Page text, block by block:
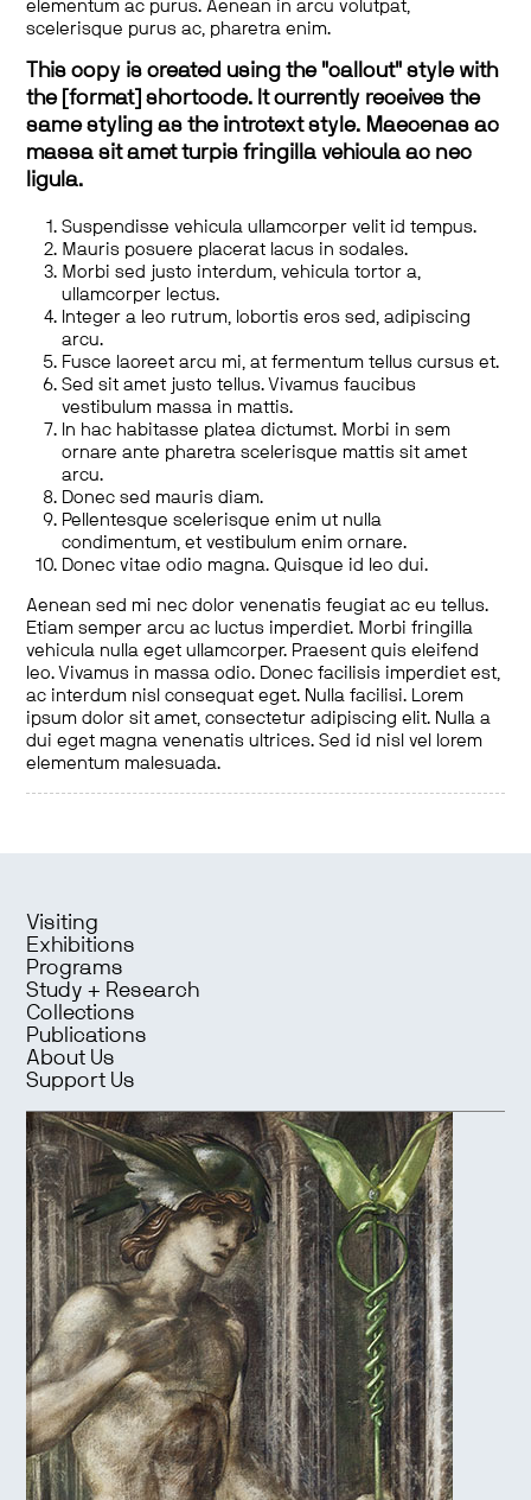
elementum ac purus. Aenean in arcu volutpat,
scelerisque purus ac, pharetra enim.
This copy is created using the "callout" style with
the [format] shortcode. It currently receives the
same styling as the introtext style. Maecenas ac
massa sit amet turpis fringilla vehicula ac nec
ligula.
Suspendisse vehicula ullamcorper velit id tempus.
Mauris posuere placerat lacus in sodales.
Morbi sed justo interdum, vehicula tortor a,
ullamcorper lectus.
Integer a leo rutrum, lobortis eros sed, adipiscing
arcu.
Fusce laoreet arcu mi, at fermentum tellus cursus et.
Sed sit amet justo tellus. Vivamus faucibus
vestibulum massa in mattis.
In hac habitasse platea dictumst. Morbi in sem
ornare ante pharetra scelerisque mattis sit amet
arcu.
Donec sed mauris diam.
Pellentesque scelerisque enim ut nulla
condimentum, et vestibulum enim ornare.
Donec vitae odio magna. Quisque id leo dui.
Aenean sed mi nec dolor venenatis feugiat ac eu tellus.
Etiam semper arcu ac luctus imperdiet. Morbi fringilla
vehicula nulla eget ullamcorper. Praesent quis eleifend
leo. Vivamus in massa odio. Donec facilisis imperdiet est,
ac interdum nisl consequat eget. Nulla facilisi. Lorem
ipsum dolor sit amet, consectetur adipiscing elit. Nulla a
dui eget magna venenatis ultrices. Sed id nisl vel lorem
elementum malesuada.
Visiting
Exhibitions
Programs
Study + Research
Collections
Publications
About Us
Support Us